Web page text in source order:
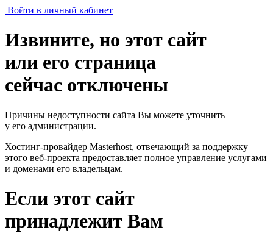
Войти в личный кабинет
Извините, но этот сайт
или его страница
сейчас отключены
Причины недоступности сайта Вы можете уточнить
у его администрации.
Хостинг-провайдер Masterhost, отвечающий за поддержку
этого веб-проекта предоставляет полное управление услугами
и доменами его владельцам.
Если этот сайт
принадлежит Вам